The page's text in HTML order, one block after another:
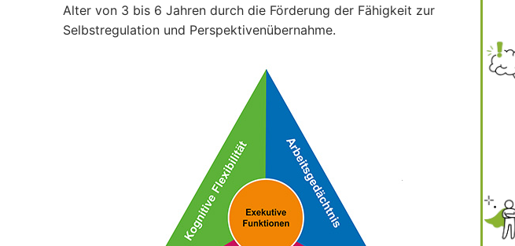
Alter von 3 bis 6 Jahren durch die Förderung der Fähigkeit zur
Selbstregulation und Perspektivenübernahme.